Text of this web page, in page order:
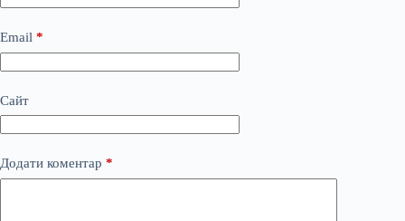
Email *
Сайт
Додати коментар *